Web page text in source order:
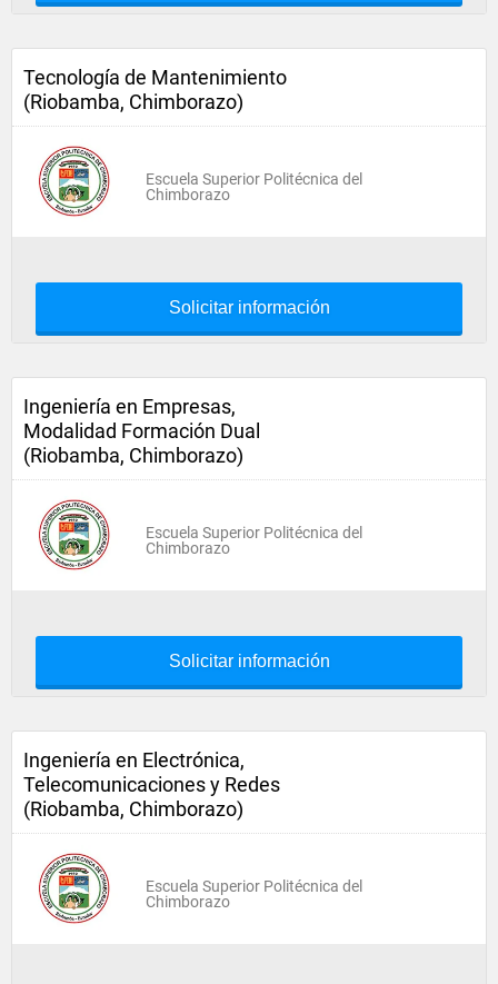
Tecnología de Mantenimiento
(Riobamba, Chimborazo)
Escuela Superior Politécnica del
Chimborazo
Solicitar información
Ingeniería en Empresas,
Modalidad Formación Dual
(Riobamba, Chimborazo)
Escuela Superior Politécnica del
Chimborazo
Solicitar información
Ingeniería en Electrónica,
Telecomunicaciones y Redes
(Riobamba, Chimborazo)
Escuela Superior Politécnica del
Chimborazo